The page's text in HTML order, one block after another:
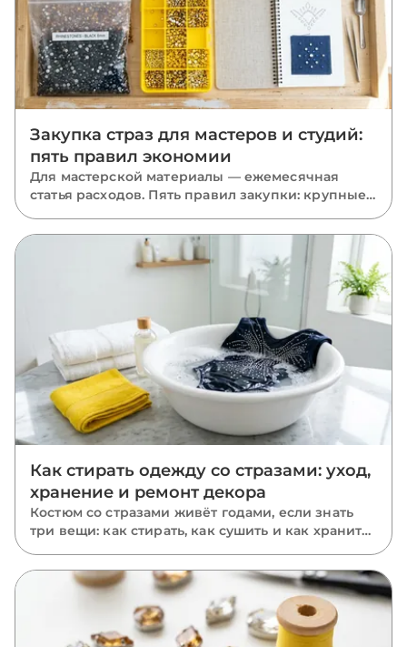
Закупка страз для мастеров и студий:
пять правил экономии
Для мастерской материалы — ежемесячная
статья расходов. Пять правил закупки: крупные
там, где он уместен, и одна партия на проект.
Как стирать одежду со стразами: уход,
хранение и ремонт декора
Костюм со стразами живёт годами, если знать
три вещи: как стирать, как сушить и как хранить.
и машинная стирка, глажка, хранение и ремонт
отклеившихся камней.